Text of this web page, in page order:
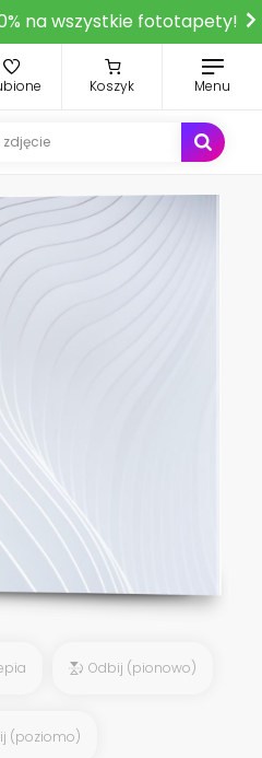
na wszystkie fototapety!
Koszyk Menu
Odbij (pionowo)
(poziomo)